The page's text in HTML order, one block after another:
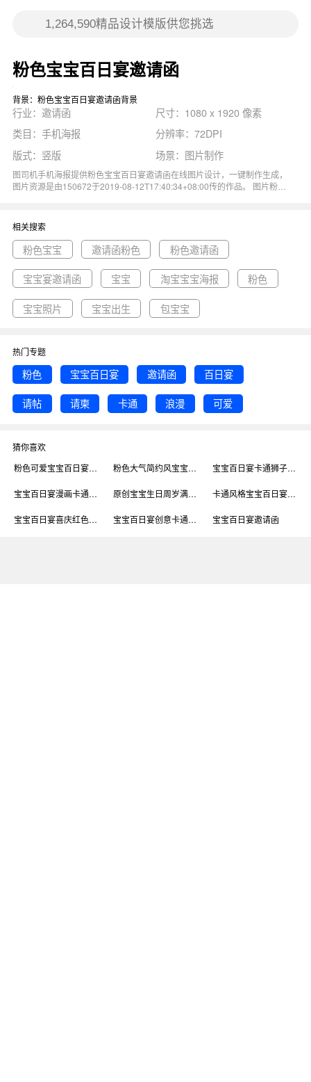
粉色宝宝百日宴邀请函
背景：粉色宝宝百日宴邀请函背景
行业：邀请函
尺寸：1080 x 1920 像素
类目：手机海报
分辨率：72DPI
版式：竖版
场景：图片制作
图司机手机海报提供粉色宝宝百日宴邀请函在线图片设计，一键制作生成，
图片资源是由150672于2019-08-12T17:40:34+08:00传的作品。 图片粉色
主要用于邀请函行业，为您推荐与粉色宝宝百日宴邀请函相关的专题粉色宝
宝, 邀请函粉色, 粉色邀请函等优质图片模板资源。
相关搜索
粉色宝宝 邀请函粉色 粉色邀请函
宝宝宴邀请函 宝宝 淘宝宝宝海报 粉色
宝宝照片 宝宝出生 包宝宝
热门专题
粉色 宝宝百日宴 邀请函 百日宴
请帖 请柬 卡通 浪漫 可爱
猜你喜欢
粉色可爱宝宝百日宴邀请函
粉色大气简约风宝宝百日宴邀请函竖版海报 宝宝百日宴卡通狮子邀请函桌卡卡通动物猴子
宝宝百日宴漫画卡通快乐邀请函 原创宝宝生日周岁满月百日宴邀请函海报 卡通风格宝宝百日宴邀请函手机配图
宝宝百日宴喜庆红色简约电子邀请函 宝宝百日宴创意卡通简约电子邀请函 宝宝百日宴邀请函